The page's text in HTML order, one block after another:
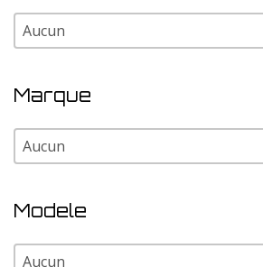
Pays
Pays
Marque
Marque
Marque
Modele
Modele
Modele